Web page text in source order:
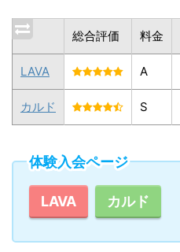
総合評価 料金
LAVA A
カルド S
体験入会ページ
LAVA カルド